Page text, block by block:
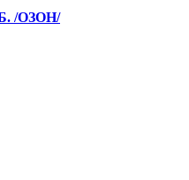
/ОЗОН/